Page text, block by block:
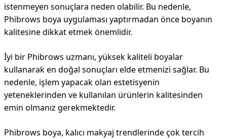
istenmeyen sonuçlara neden olabilir. Bu nedenle,
Phibrows boya uygulaması yaptırmadan önce boyanın
kalitesine dikkat etmek önemlidir.
İyi bir Phibrows uzmanı, yüksek kaliteli boyalar
kullanarak en doğal sonuçları elde etmenizi sağlar. Bu
nedenle, işlem yapacak olan estetisyenin
yeteneklerinden ve kullanılan ürünlerin kalitesinden
emin olmanız gerekmektedir.
Phibrows boya, kalıcı makyaj trendlerinde çok tercih